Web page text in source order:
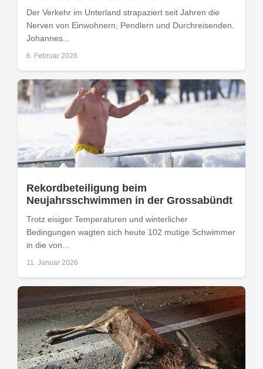
Der Verkehr im Unterland strapaziert seit Jahren die
Nerven von Einwohnern, Pendlern und Durchreisenden.
Johannes...
6. Februar 2026
Rekordbeteiligung beim
Neujahrsschwimmen in der Grossabündt
Trotz eisiger Temperaturen und winterlicher
Bedingungen wagten sich heute 102 mutige Schwimmer
in die von...
11. Januar 2026